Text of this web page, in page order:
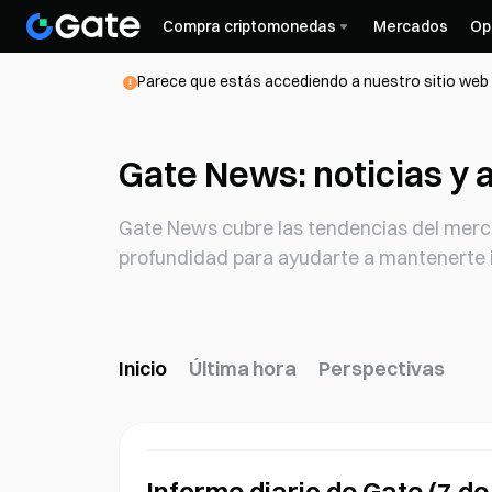
Compra criptomonedas Mercados
Parece que estás accediendo a nuestro sitio web
Gate News: noticias y
Gate News cubre las tendencias del
profundidad para ayudarte a
Inicio Última hora Perspectivas